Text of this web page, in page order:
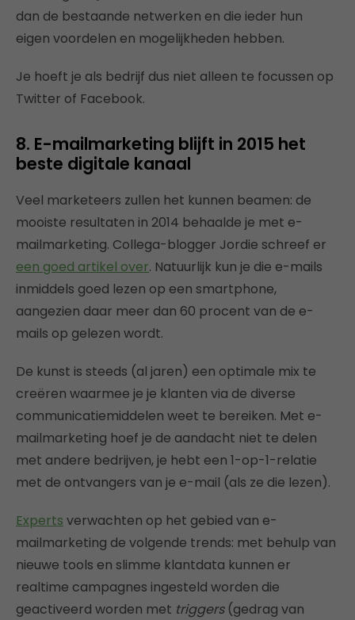
dan de bestaande netwerken en die ieder hun
eigen voordelen en mogelijkheden hebben.
Je hoeft je als bedrijf dus niet alleen te focussen op
Twitter of Facebook.
8. E-mailmarketing blijft in 2015 het
beste digitale kanaal
Veel marketeers zullen het kunnen beamen: de
mooiste resultaten in 2014 behaalde je met e-
mailmarketing. Collega-blogger Jordie schreef er
een goed artikel over. Natuurlijk kun je die e-mails
inmiddels goed lezen op een smartphone,
aangezien daar meer dan 60 procent van de e-
mails op gelezen wordt.
De kunst is steeds (al jaren) een optimale mix te
creëren waarmee je je klanten via de diverse
communicatiemiddelen weet te bereiken. Met e-
mailmarketing hoef je de aandacht niet te delen
met andere bedrijven, je hebt een 1-op-1-relatie
met de ontvangers van je e-mail (als ze die lezen).
Experts verwachten op het gebied van e-
mailmarketing de volgende trends: met behulp van
nieuwe tools en slimme klantdata kunnen er
realtime campagnes ingesteld worden die
geactiveerd worden met triggers(gedrag van